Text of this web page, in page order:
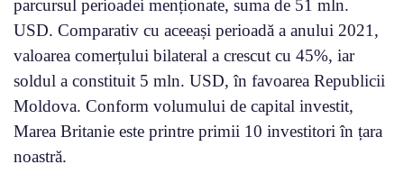
parcursul perioadei menționate, suma de 51 mln.
USD. Comparativ cu aceeași perioadă a anului 2021,
valoarea comerțului bilateral a crescut cu 45%, iar
soldul a constituit 5 mln. USD, în favoarea Republicii
Moldova. Conform volumului de capital investit,
Marea Britanie este printre primii 10 investitori în țara
noastră.